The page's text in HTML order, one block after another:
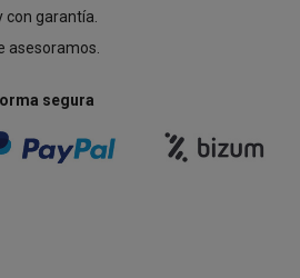
con garantía.
asesoramos.
segura